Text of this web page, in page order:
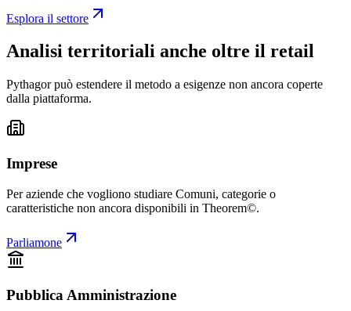
Esplora il settore
Analisi territoriali anche oltre il retail
Pythagor può estendere il metodo a esigenze non ancora coperte
dalla piattaforma.
Imprese
Per aziende che vogliono studiare Comuni, categorie o
caratteristiche non ancora disponibili in Theorem©.
Parliamone
Pubblica Amministrazione